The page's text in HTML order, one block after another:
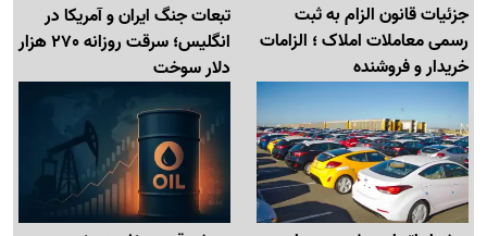
جزئیات قانون الزام به ثبت
رسمی معاملات املاک ؛ الزامات
خریدار و فروشنده
تبعات جنگ ایران و آمریکا در
انگلیس؛ سرقت روزانه 270 هزار
دلار سوخت